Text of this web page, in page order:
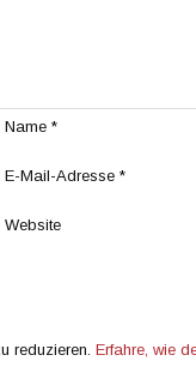
Name *
E-Mail-Adresse *
Website
reduzieren. Erfahre, wie